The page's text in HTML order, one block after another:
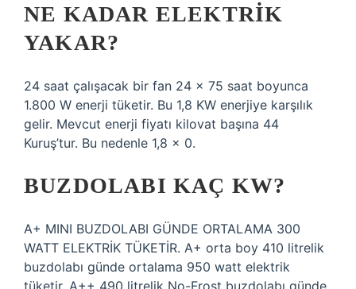
NE KADAR ELEKTRIK
YAKAR?
24 saat çalışacak bir fan 24 x 75 saat boyunca
1.800 W enerji tüketir. Bu 1,8 KW enerjiye karşılık
gelir. Mevcut enerji fiyatı kilovat başına 44
Kuruş’tur. Bu nedenle 1,8 x 0.
BUZDOLABI KAÇ KW?
A+ MINI BUZDOLABI GÜNDE ORTALAMA 300
WATT ELEKTRİK TÜKETİR. A+ orta boy 410 litrelik
buzdolabı günde ortalama 950 watt elektrik
tüketir. A++ 490 litrelik No-Frost buzdolabı günde